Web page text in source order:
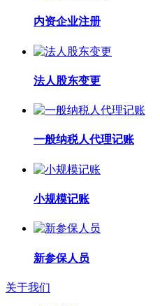
内资企业注册
法人股东变更
一般纳税人代理记账
小规模记账
新参保人员
关于我们